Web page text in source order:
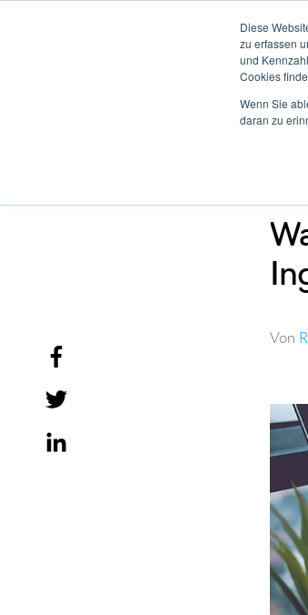
Diese
zu erfassen
und
Cookies
Wenn Sie
daran zu
Von